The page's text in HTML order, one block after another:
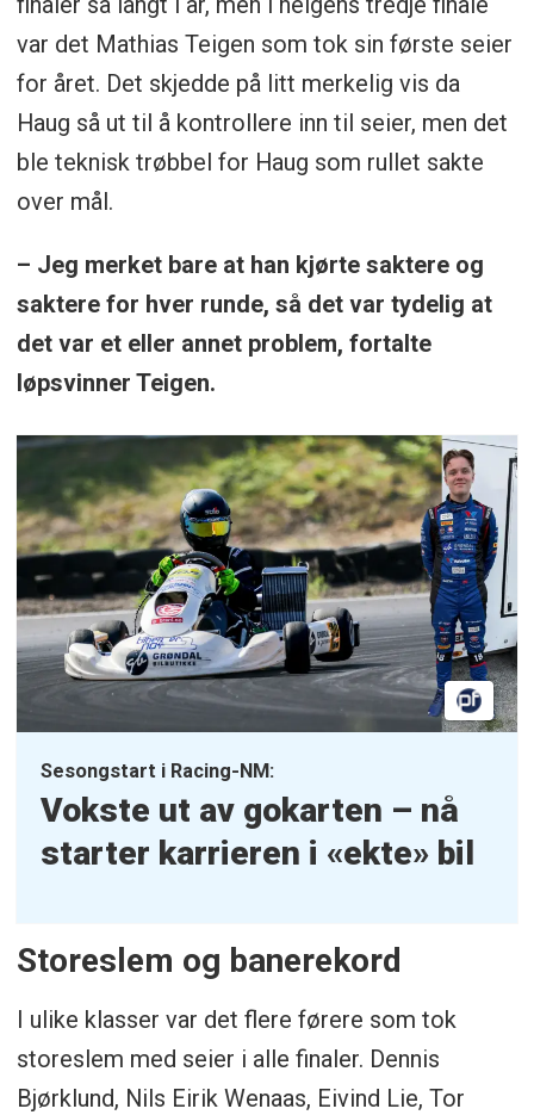
var det Mathias Teigen som tok sin første seier
for året. Det skjedde på litt merkelig vis da
Haug så ut til å kontrollere inn til seier, men det
ble teknisk trøbbel for Haug som rullet sakte
over mål.
– Jeg merket bare at han kjørte saktere og
saktere for hver runde, så det var tydelig at
det var et eller annet problem, fortalte
løpsvinner Teigen.
Sesongstart i Racing-NM:
Vokste ut av gokarten – nå
starter karrieren i «ekte» bil
Storeslem og banerekord
I ulike klasser var det flere førere som tok
storeslem med seier i alle finaler. Dennis
Bjørklund, Nils Eirik Wenaas, Eivind Lie, Tor